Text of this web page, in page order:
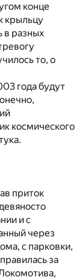
конце
крыльцу
в разных
то, о
года будут
космического
приток
и с
через
с парковки,
за